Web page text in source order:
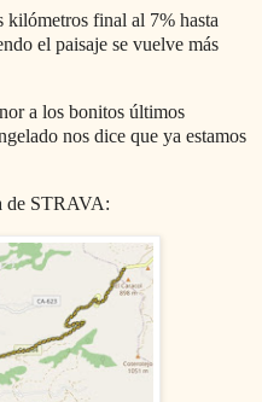
kilómetros final al 7% hasta
el paisaje se vuelve más
a los bonitos últimos
nos dice que ya estamos
de STRAVA: